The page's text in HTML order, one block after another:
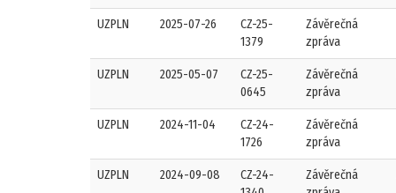
UZPLN 2025-07-26
CZ-25-
1379
Závěrečná
zpráva
UZPLN 2025-05-07
CZ-25-
0645
Závěrečná
zpráva
UZPLN 2024-11-04
CZ-24-
1726
Závěrečná
zpráva
UZPLN 2024-09-08
CZ-24-
Závěrečná